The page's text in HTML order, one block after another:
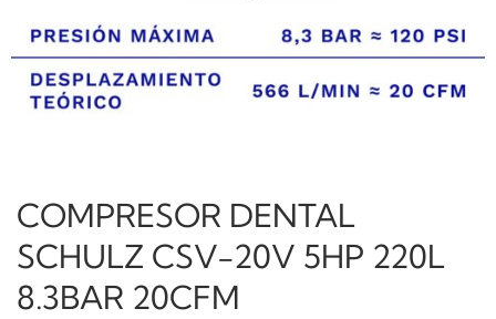
COMPRESOR DENTAL
SCHULZ CSV-20V 5HP 220L
8.3BAR 20CFM